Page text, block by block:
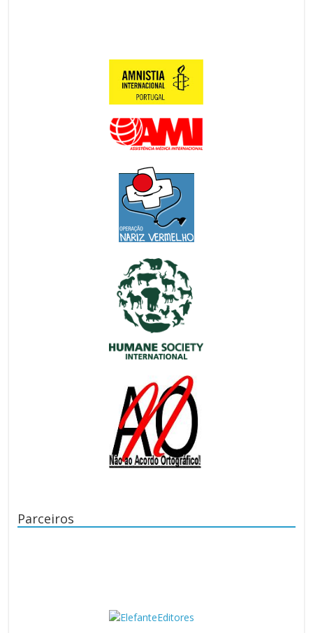
Parceiros